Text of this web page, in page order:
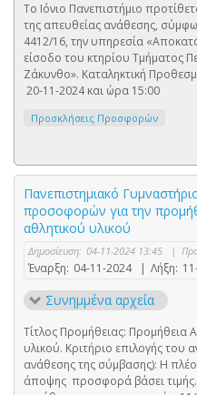
Το Ιόνιο Πανεπιστήμιο
της απευθείας ανάθεσης,
4412/16, την υπηρεσία
είσοδο του κτηρίου Τμήματος
Ζάκυνθο». Καταληκτική
20-11-2024 και ώρα 15:00
Προσκλήσεις Προσφορών
Πανεπιστημιακό
προσοφορών για την
αθλητικού υλικού
Δημοσίευση: 04-11-2024 13:45 |
Έναρξη: 04-11-2024 | Λήξη:
Συνημμένα αρχεία
Τίτλος Προμήθειας: Προμήθεια
υλικού. Κριτήριο επιλογής
ανάθεσης της σύμβασης): Η
άποψης προσφορά βάσει τιμής.